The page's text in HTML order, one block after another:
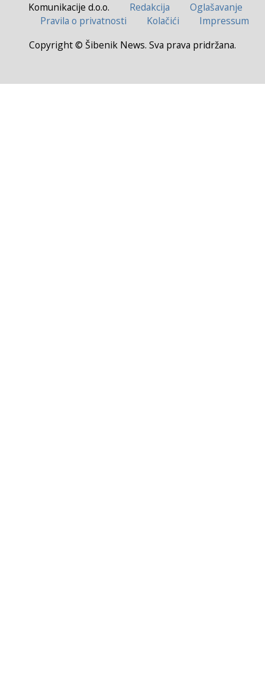
Komunikacije d.o.o. Redakcija
Oglašavanje
Pravila o privatnosti
Kolačići
Impressum
Copyright © Šibenik News. Sva prava pridržana.